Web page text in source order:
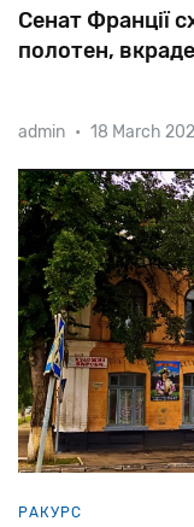
Сенат Франції
полотен,
Рішення верхньої
музеям передати
власників.
admin • 18 March
РАКУРС